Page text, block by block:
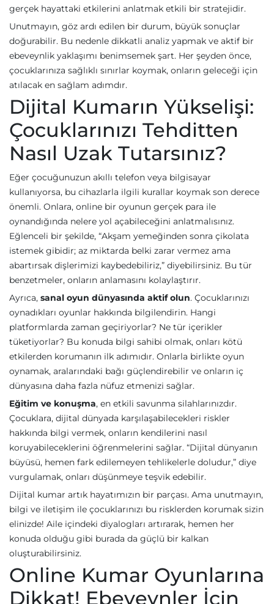
gerçek hayattaki etkilerini anlatmak etkili bir stratejidir.
Unutmayın, göz ardı edilen bir durum, büyük sonuçlar
doğurabilir. Bu nedenle dikkatli analiz yapmak ve aktif bir
ebeveynlik yaklaşımı benimsemek şart. Her şeyden önce,
çocuklarınıza sağlıklı sınırlar koymak, onların geleceği için
atılacak en sağlam adımdır.
Dijital Kumarın Yükselişi:
Çocuklarınızı Tehditten
Nasıl Uzak Tutarsınız?
Eğer çocuğunuzun akıllı telefon veya bilgisayar
kullanıyorsa, bu cihazlarla ilgili kurallar koymak son derece
önemli. Onlara, online bir oyunun gerçek para ile
oynandığında nelere yol açabileceğini anlatmalısınız.
Eğlenceli bir şekilde, “Akşam yemeğinden sonra çikolata
istemek gibidir; az miktarda belki zarar vermez ama
abartırsak dişlerimizi kaybedebiliriz,” diyebilirsiniz. Bu tür
benzetmeler, onların anlamasını kolaylaştırır.
Ayrıca, sanal oyun dünyasında aktif olun. Çocuklarınızı
oynadıkları oyunlar hakkında bilgilendirin. Hangi
platformlarda zaman geçiriyorlar? Ne tür içerikler
tüketiyorlar? Bu konuda bilgi sahibi olmak, onları kötü
etkilerden korumanın ilk adımıdır. Onlarla birlikte oyun
oynamak, aralarındaki bağı güçlendirebilir ve onların iç
dünyasına daha fazla nüfuz etmenizi sağlar.
Eğitim ve konuşma, en etkili savunma silahlarınızdır.
Çocuklara, dijital dünyada karşılaşabilecekleri riskler
hakkında bilgi vermek, onların kendilerini nasıl
koruyabileceklerini öğrenmelerini sağlar. “Dijital dünyanın
büyüsü, hemen fark edilemeyen tehlikelerle doludur,” diye
vurgulamak, onları düşünmeye teşvik edebilir.
Dijital kumar artık hayatımızın bir parçası. Ama unutmayın,
bilgi ve iletişim ile çocuklarınızı bu risklerden korumak sizin
elinizde! Aile içindeki diyalogları artırarak, hemen her
konuda olduğu gibi burada da güçlü bir kalkan
oluşturabilirsiniz.
Online Kumar Oyunlarına
Dikkat! Ebeveynler İçin